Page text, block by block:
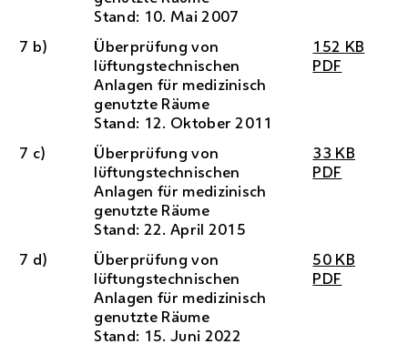
Stand: 10. Mai 2007
7 b)
Überprüfung von
lüftungstechnischen
Anlagen für medizinisch
genutzte Räume
Stand: 12. Oktober 2011
152 KB
PDF
7 c)
Überprüfung von
lüftungstechnischen
Anlagen für medizinisch
genutzte Räume
Stand: 22. April 2015
33 KB
PDF
7 d)
Überprüfung von
lüftungstechnischen
Anlagen für medizinisch
genutzte Räume
Stand: 15. Juni 2022
50 KB
PDF